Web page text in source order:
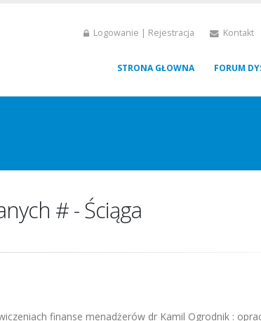
Logowanie | Rejestracja Kontakt
STRONA GŁOWNA FORUM
# - Ściąga
finanse menadżerów dr Kamil Ogrodnik :